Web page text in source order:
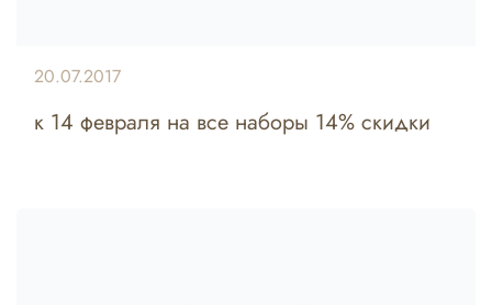
к 14 февраля на все наборы 14% скидки
20.07.2017